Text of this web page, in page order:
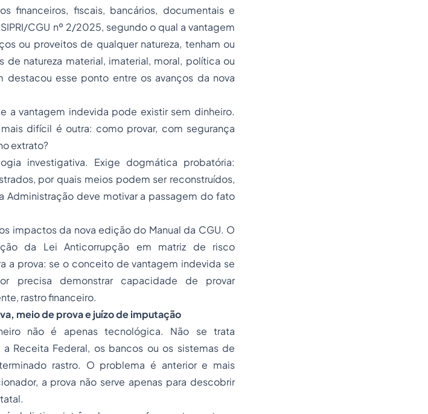
financeiros, fiscais, bancários, documentais e
CGU nº 2/2025, segundo o qual a vantagem
ou proveitos de qualquer natureza, tenham ou
de natureza material, imaterial, moral, política ou
destacou esse ponto entre os avanços da nova
a vantagem indevida pode existir sem dinheiro.
difícil é outra: como provar, com segurança
extrato?
investigativa. Exige dogmática probatória:
por quais meios podem ser reconstruídos,
Administração deve motivar a passagem do fato
impactos da nova edição do Manual da CGU. O
da Lei Anticorrupção em matriz de risco
a prova: se o conceito de vantagem indevida se
precisa demonstrar capacidade de provar
rastro financeiro.
meio de prova e juízo de imputação
não é apenas tecnológica. Não se trata
Receita Federal, os bancos ou os sistemas de
rastro. O problema é anterior e mais
a prova não serve apenas para descobrir